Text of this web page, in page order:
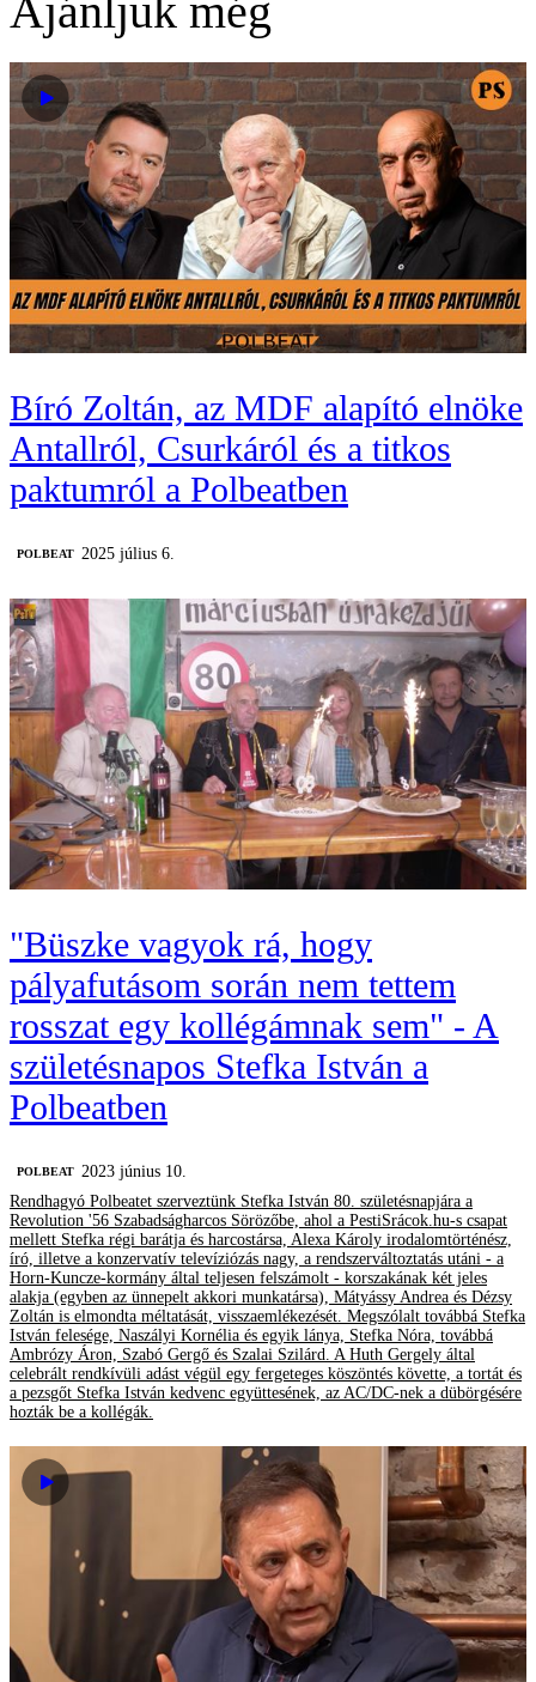
Ajánljuk még
Bíró Zoltán, az MDF alapító elnöke
Antallról, Csurkáról és a titkos
paktumról a Polbeatben
‎POLBEAT 2025 július 6.
"Büszke vagyok rá, hogy
pályafutásom során nem tettem
rosszat egy kollégámnak sem" - A
születésnapos Stefka István a
Polbeatben
‎POLBEAT 2023 június 10.
Rendhagyó Polbeatet szerveztünk Stefka István 80. születésnapjára a
Revolution '56 Szabadságharcos Sörözőbe, ahol a PestiSrácok.hu-s csapat
mellett Stefka régi barátja és harcostársa, Alexa Károly irodalomtörténész,
író, illetve a konzervatív televíziózás nagy, a rendszerváltoztatás utáni - a
Horn-Kuncze-kormány által teljesen felszámolt - korszakának két jeles
alakja (egyben az ünnepelt akkori munkatársa), Mátyássy Andrea és Dézsy
Zoltán is elmondta méltatását, visszaemlékezését. Megszólalt továbbá Stefka
István felesége, Naszályi Kornélia és egyik lánya, Stefka Nóra, továbbá
Ambrózy Áron, Szabó Gergő és Szalai Szilárd. A Huth Gergely által
celebrált rendkívüli adást végül egy fergeteges köszöntés követte, a tortát és
a pezsgőt Stefka István kedvenc együttesének, az AC/DC-nek a dübörgésére
hozták be a kollégák.